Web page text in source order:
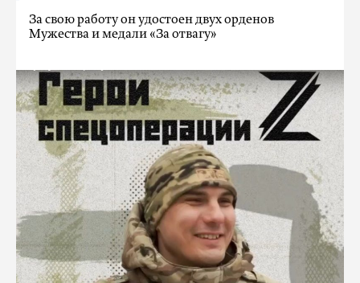
За свою работу он удостоен двух орденов
Мужества и медали «За отвагу»